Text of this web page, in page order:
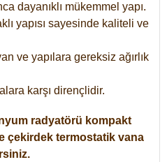
dayanıklı mükemmel yapı.
yapısı sayesinde kaliteli ve
ve yapılara gereksiz ağırlık
karşı dirençlidir.
radyatörü kompakt
çekirdek termostatik vana